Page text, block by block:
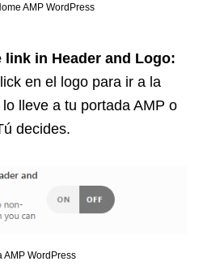
AMP WordPress
link in Header and Logo:
en el logo para ir a la
lleve a tu portada AMP o
decides.
AMP WordPress